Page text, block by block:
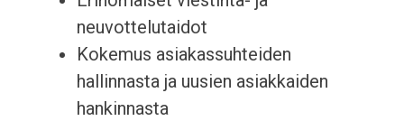
neuvottelutaidot
Kokemus asiakassuhteiden
hallinnasta ja uusien asiakkaiden
hankinnasta